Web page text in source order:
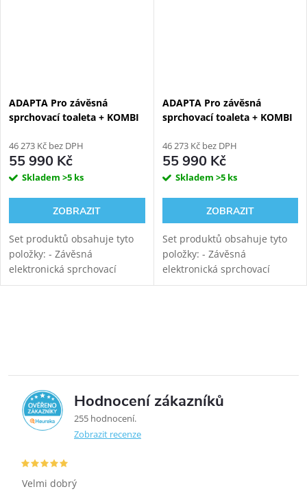
ADAPTA Pro závěsná
sprchovací toaleta + KOMBI
viditelný WC modul
46 273 Kč bez DPH
55 990 Kč
Skladem >5 ks
ZOBRAZIT
Set produktů obsahuje tyto
položky: - Závěsná
elektronická sprchovací
toaleta WATERGATE ADAPTA
ADAPTA Pro závěsná
sprchovací toaleta + KOMBI
viditelný WC modul
46 273 Kč bez DPH
55 990 Kč
Skladem >5 ks
ZOBRAZIT
Set produktů obsahuje tyto
položky: - Závěsná
elektronická sprchovací
toaleta WATERGATE ADAPTA
5,0 Hodnocení zákazníků
255 hodnocení
Zobrazit recenze
Velmi dobrý